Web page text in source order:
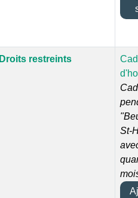
Droits restreints
St-